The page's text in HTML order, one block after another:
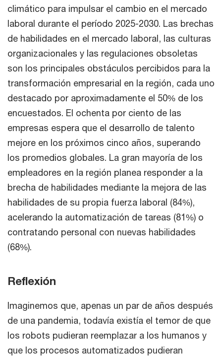
climático para impulsar el cambio en el mercado
laboral durante el período 2025-2030. Las brechas
de habilidades en el mercado laboral, las culturas
organizacionales y las regulaciones obsoletas
son los principales obstáculos percibidos para la
transformación empresarial en la región, cada uno
destacado por aproximadamente el 50% de los
encuestados. El ochenta por ciento de las
empresas espera que el desarrollo de talento
mejore en los próximos cinco años, superando
los promedios globales. La gran mayoría de los
empleadores en la región planea responder a la
brecha de habilidades mediante la mejora de las
habilidades de su propia fuerza laboral (84%),
acelerando la automatización de tareas (81%) o
contratando personal con nuevas habilidades
(68%).
Reflexión
Imaginemos que, apenas un par de años después
de una pandemia, todavía existía el temor de que
los robots pudieran reemplazar a los humanos y
que los procesos automatizados pudieran